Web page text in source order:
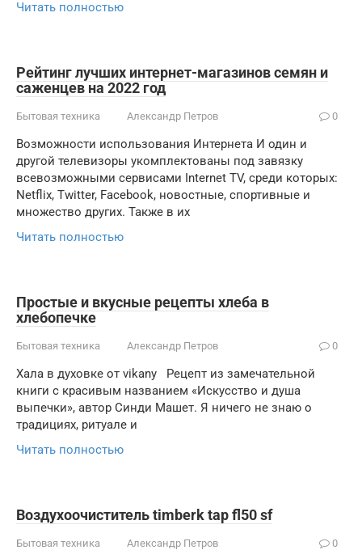
Читать полностью
Рейтинг лучших интернет-магазинов семян и
саженцев на 2022 год
Бытовая техника Александр Петров 0
Возможности использования Интернета И один и
другой телевизоры укомплектованы под завязку
всевозможными сервисами Internet TV, среди которых:
Netflix, Twitter, Facebook, новостные, спортивные и
множество других. Также в их
Читать полностью
Простые и вкусные рецепты хлеба в
хлебопечке
Бытовая техника Александр Петров 0
Хала в духовке от vikany Рецепт из замечательной
книги с красивым названием «Искусcтво и душа
выпечки», автор Синди Машет. Я ничего не знаю о
традициях, ритуале и
Читать полностью
Воздухоочиститель timberk tap fl50 sf
Бытовая техника Александр Петров 0